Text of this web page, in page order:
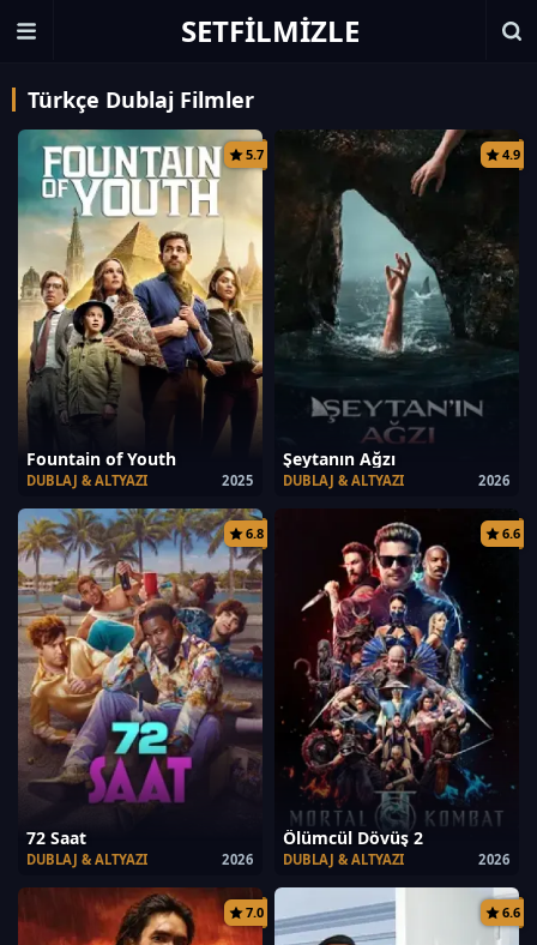
SETFILMIZLE
Türkçe Dublaj Filmler
5.7
Fountain of Youth
2025
DUBLAJ & ALTYAZI
4.9
Şeytanın Ağzı
2026
DUBLAJ & ALTYAZI
6.8
72 Saat
2026
DUBLAJ & ALTYAZI
6.6
Ölümcül Dövüş 2
2026
DUBLAJ & ALTYAZI
7.0 6.6